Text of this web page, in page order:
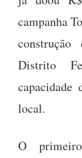
campanha
Distrito
capacidade
local.
O